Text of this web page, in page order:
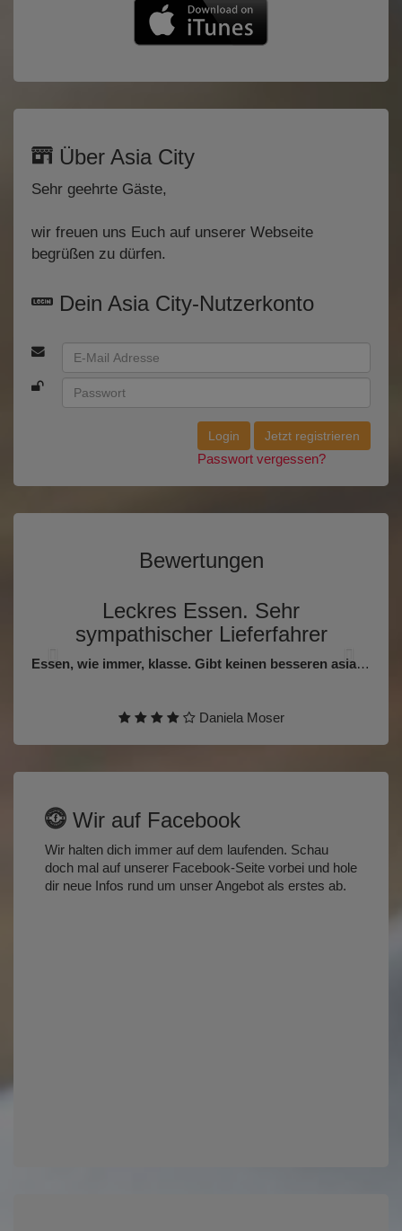
Über Asia City
Sehr geehrte Gäste,
wir freuen uns Euch auf unserer Webseite
begrüßen zu dürfen.
Dein Asia City-Nutzerkonto
Login
Jetzt registrieren
Passwort vergessen?
Bewertungen
Leckres Essen. Sehr
sympathischer Lieferfahrer
Essen, wie immer, klasse. Gibt keinen besseren asiatischen Lieferservice. Lieferfahrer sehr freundlich und sympathisch. Lieferzeit heute leider zu lang, das muss sich bessern.
Daniela Moser
Wir auf Facebook
Wir halten dich immer auf dem laufenden. Schau
doch mal auf unserer Facebook-Seite vorbei und hole
dir neue Infos rund um unser Angebot als erstes ab.